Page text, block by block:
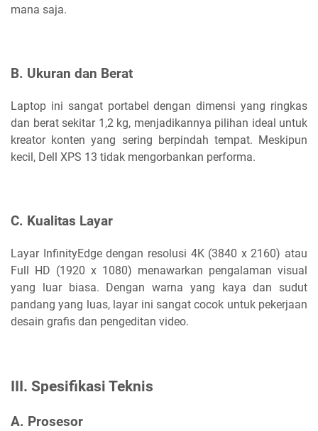
mana saja.
B. Ukuran dan Berat
Laptop ini sangat portabel dengan dimensi yang ringkas
dan berat sekitar 1,2 kg, menjadikannya pilihan ideal untuk
kreator konten yang sering berpindah tempat. Meskipun
kecil, Dell XPS 13 tidak mengorbankan performa.
C. Kualitas Layar
Layar InfinityEdge dengan resolusi 4K (3840 x 2160) atau
Full HD (1920 x 1080) menawarkan pengalaman visual
yang luar biasa. Dengan warna yang kaya dan sudut
pandang yang luas, layar ini sangat cocok untuk pekerjaan
desain grafis dan pengeditan video.
III. Spesifikasi Teknis
A. Prosesor